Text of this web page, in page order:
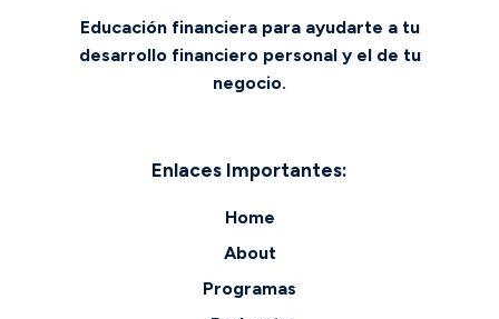
Educación financiera para ayudarte a tu
desarrollo financiero personal y el de tu
negocio.
Enlaces Importantes:
Home
About
Programas